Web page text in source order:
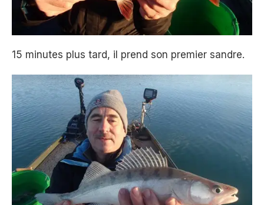
15 minutes plus tard, il prend son premier sandre.